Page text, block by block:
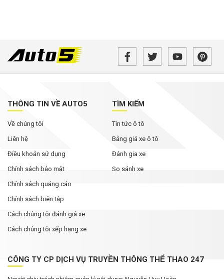
THÔNG TIN VỀ AUTO5
Về chúng tôi
Liên hệ
Điều khoản sử dụng
Chính sách bảo mật
Chính sách quảng cáo
Chính sách biên tập
Cách chúng tôi đánh giá xe
Cách chúng tôi xếp hạng xe
TÌM KIẾM
Tin tức ô tô
Bảng giá xe ô tô
Đánh gia xe
So sánh xe
CÔNG TY CP DỊCH VỤ TRUYỀN THÔNG THỂ THAO 247